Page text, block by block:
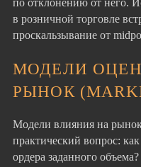
по отклонению от него.
в розничной торговле
проскальзывание от
МОДЕЛИ
РЫНОК
Модели влияния на
практический вопрос:
ордера заданного объема?